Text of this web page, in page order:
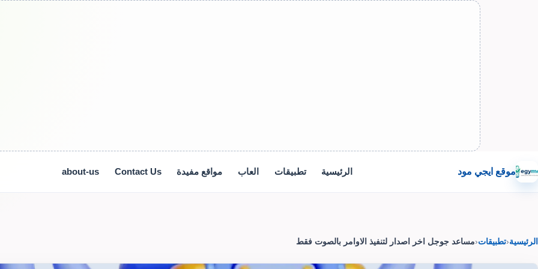
موقع ايجي مود الرئيسية تطبيقات العاب مواقع مفيدة Contact Us
about-us
الرئيسية‹تطبيقات‹مساعد جوجل اخر اصدار لتنفيذ الاوامر بالصوت فقط